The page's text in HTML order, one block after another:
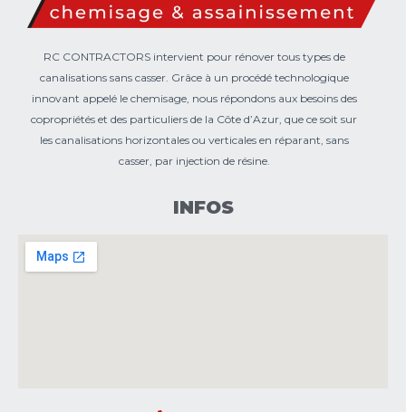
RC CONTRACTORS intervient pour rénover tous types de
canalisations sans casser. Grâce à un procédé technologique
innovant appelé le chemisage, nous répondons aux besoins des
copropriétés et des particuliers de la Côte d’Azur, que ce soit sur
les canalisations horizontales ou verticales en réparant, sans
casser, par injection de résine.
INFOS